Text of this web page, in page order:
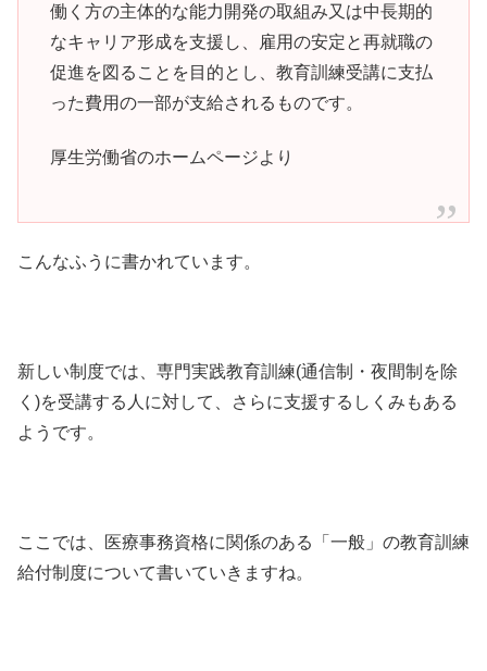
働く方の主体的な能力開発の取組み又は中長期的
なキャリア形成を支援し、雇用の安定と再就職の
促進を図ることを目的とし、教育訓練受講に支払
った費用の一部が支給されるものです。
厚生労働省のホームページより
こんなふうに書かれています。
新しい制度では、専門実践教育訓練(通信制・夜間制を除
く)を受講する人に対して、さらに支援するしくみもある
ようです。
ここでは、医療事務資格に関係のある「一般」の教育訓練
給付制度について書いていきますね。